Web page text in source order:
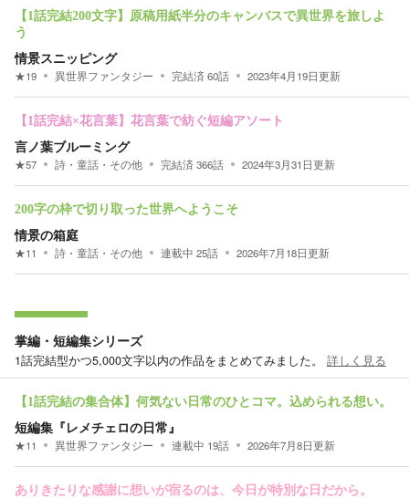
【1話完結200文字】原稿用紙半分のキャンバスで異世界を旅しよ
う
情景スニッピング
★19 異世界ファンタジー 完結済60話 2023年4月19日更新
【1話完結×花言葉】花言葉で紡ぐ短編アソート
言ノ葉ブルーミング
★57 詩・童話・その他 完結済366話 2024年3月31日更新
200字の枠で切り取った世界へようこそ
情景の箱庭
★11 詩・童話・その他 連載中 25話 2026年7月18日更新
掌編・短編集シリーズ
1話完結型かつ5,000文字以内の作品をまとめてみました。 詳しく見る
【1話完結の集合体】何気ない日常のひとコマ。込められる想い。
短編集『レメチェロの日常』
★11 異世界ファンタジー 連載中 19話 2026年7月8日更新
ありきたりな感謝に想いが宿るのは、今日が特別な日だから。